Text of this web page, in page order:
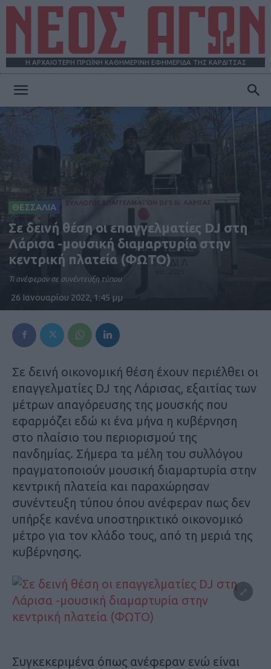
Η ΑΡΧΑΙΟΤΕΡΗ ΠΡΩΪΝΗ ΚΑΘΗΜΕΡΙΝΗ ΕΦΗΜΕΡΙΔΑ ΤΗΣ ΚΑΡΔΙΤΣΑΣ
ΑΓΩΝ
ΘΕΣΣΑΛΙΑ
Σε δεινή θέση οι επαγγελματίες DJ στη
Λάρισα -μουσική διαμαρτυρία στην
κεντρική πλατεία (ΦΩΤΟ)
Τι ανέφεραν σε συνέντευξη τύπου
26 Ιανουαρίου 2022, 1:45 μμ
Σε δεινή οικονομική θέση έχουν περιέλθει οι
επαγγελματίες DJ της Λάρισας, εξαιτίας των
μέτρων απαγόρευσης της μουσκής που
εφαρμόζει εδώ κι ένα μήνα η κυβέρνηση
στο πλαίσιο του περιορισμού της
πανδημίας. Σήμερα τα μέλη του συλλόγου
πραγματοποιούν μουσική διαμαρτυρία στην
κεντρική πλατεία και παραχώρησαν
συνέντευξη τύπου όπου ανέφεραν πως δεν
υπήρξε κανένα υποστηρικτικό οικονομικό
μέτρο για τον κλάδο τους, από τη μεριά της
κυβέρνησης.
Συγκεκεριμένα όπως ανέφεραν ενώ είναι